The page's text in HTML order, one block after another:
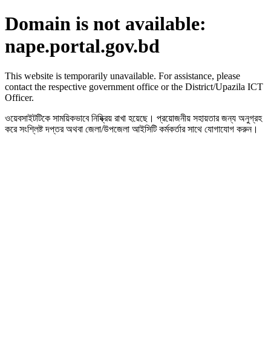
Domain is not available:
nape.portal.gov.bd
This website is temporarily unavailable. For assistance, please
contact the respective government office or the District/Upazila ICT
Officer.
ওয়েবসাইটটিকে সাময়িকভাবে নিষ্ক্রিয় রাখা হয়েছে। প্রয়োজনীয় সহায়তার জন্য অনুগ্রহ
করে সংশ্লিষ্ট দপ্তর অথবা জেলা/উপজেলা আইসিটি কর্মকর্তার সাথে যোগাযোগ করুন।